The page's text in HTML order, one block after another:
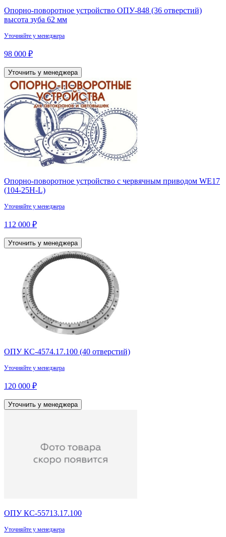
Опорно-поворотное устройство ОПУ-848 (36 отверстий)
высота зуба 62 мм
Уточняйте у менеджера
98 000 ₽
Уточнить у менеджера
Опорно-поворотное устройство с червячным приводом WE17
(104-25H-L)
Уточняйте у менеджера
112 000 ₽
Уточнить у менеджера
ОПУ КС-4574.17.100 (40 отверстий)
Уточняйте у менеджера
120 000 ₽
Уточнить у менеджера
ОПУ КС-55713.17.100
Уточняйте у менеджера